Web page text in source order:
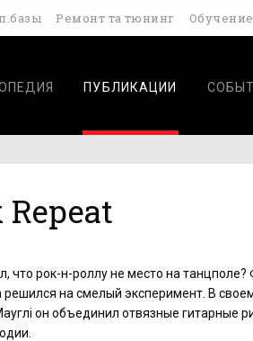
Ремонт та тюнинг Обучение
ПУБЛИКАЦИИ
что рок-н-роллу не место на
решился на смелый эксперимент. В
он объединил отвязные гитарные